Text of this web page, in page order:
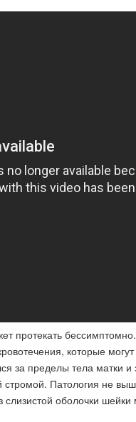
протекать
которые
за пределы тела матки
стромой. Патология не
оболочки